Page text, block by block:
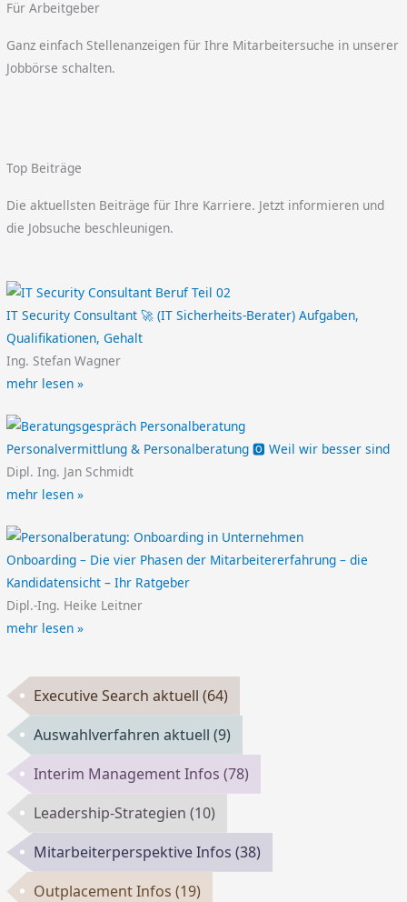
Für Arbeitgeber
Ganz einfach Stellenanzeigen für Ihre Mitarbeitersuche in unserer
Jobbörse schalten.
Top Beiträge
Die aktuellsten Beiträge für Ihre Karriere. Jetzt informieren und
die Jobsuche beschleunigen.
IT Security Consultant 🚀 (IT Sicherheits-Berater) Aufgaben,
Qualifikationen, Gehalt
Ing. Stefan Wagner
mehr lesen »
Personalvermittlung & Personalberatung 🅾️ Weil wir besser sind
Dipl. Ing. Jan Schmidt
mehr lesen »
Onboarding – Die vier Phasen der Mitarbeitererfahrung – die
Kandidatensicht – Ihr Ratgeber
Dipl.-Ing. Heike Leitner
mehr lesen »
Executive Search aktuell(64)
Auswahlverfahren aktuell(9)
Interim Management Infos(78)
Leadership-Strategien(10)
Mitarbeiterperspektive Infos(38)
Outplacement Infos(19)